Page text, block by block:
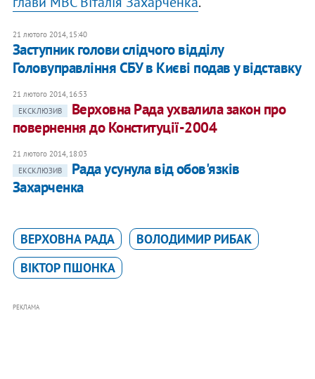
21 лютого 2014, 15:40
Заступник голови слідчого відділу
Головуправління СБУ в Києві подав у відставку
21 лютого 2014, 16:53
ЕКСКЛЮЗИВ
Верховна Рада ухвалила закон про
повернення до Конституції-2004
21 лютого 2014, 18:03
ЕКСКЛЮЗИВ
Рада усунула від обов'язків
Захарченка
ВЕРХОВНА РАДА
ВОЛОДИМИР РИБАК
ВІКТОР ПШОНКА
РЕКЛАМА